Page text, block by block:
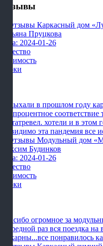
Отзывы
Татьяна Пруцкова
Дата: 2024-01-26
Качество
Стоимость
Сроки
Отдыхали в прошлом году
сто процентное
картатревел. хотели и в этом
но видимо эта пандемия все
Максим Будинков
Дата: 2024-01-26
Качество
Стоимость
Сроки
Спасибо огромное за
очередной раз вся поездка
шикарны...все понравилось